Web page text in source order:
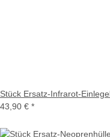
Stück Ersatz-Infrarot-
43,90 € *